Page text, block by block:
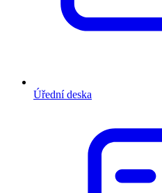
Úřední deska